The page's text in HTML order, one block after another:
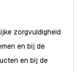
zorgvuldigheid
en bij de
en bij de